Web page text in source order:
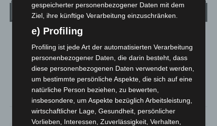
Wetter
Klarer Himmel
25.1°C 25.5°
24.4
34% 2.6m/s 6%
gespeicherter personenbezogener Daten mit dem
Ziel, ihre künftige Verarbeitung einzuschränken.
e) Profiling
Profiling ist jede Art der automatisierten Verarbeitung
personenbezogener Daten, die darin besteht, dass
diese personenbezogenen Daten verwendet werden,
um bestimmte persönliche Aspekte, die sich auf eine
natürliche Person beziehen, zu bewerten,
insbesondere, um Aspekte bezüglich Arbeitsleistung,
wirtschaftlicher Lage, Gesundheit, persönlicher
Vorlieben, Interessen, Zuverlässigkeit, Verhalten,